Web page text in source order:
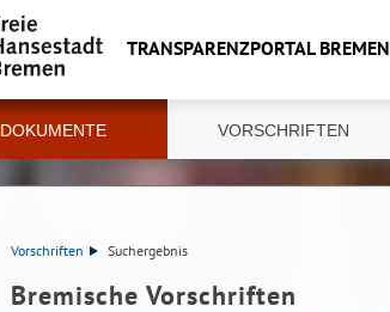
TRANSPARENZPORTAL BREMEN
DOKUMENTE VORSCHRIFTEN
Vorschriften Suchergebnis
Bremische Vorschriften